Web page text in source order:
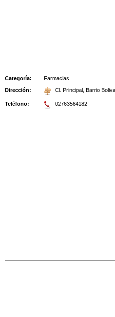
Categoría:
Farmacias
Dirección:
Cl. Principal, Barrio
Teléfono: 02763564182